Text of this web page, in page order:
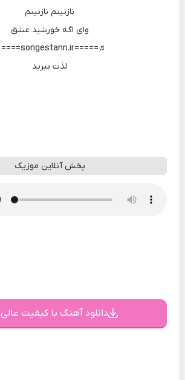
نازنینم نازنینم
وای اگه خورشید عشق
♬=====songestann.ir====♬
لذت ببرید
پخش آنلاین موزیک
دانلود آهنگ با کیفیت عالی 320